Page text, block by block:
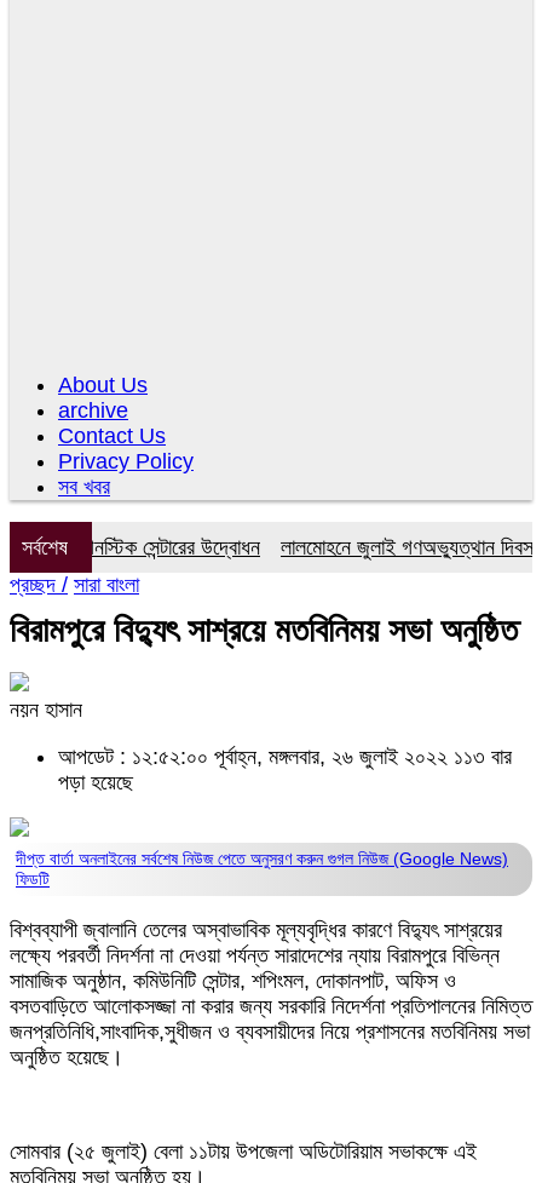
About Us
archive
Contact Us
Privacy Policy
সব খবর
সর্বশেষ
ডায়াগনস্টিক সেন্টারের উদ্বোধন
লালমোহনে জুলাই গণঅভ্যুত্থান দিবস
প্রচ্ছদ / সারা বাংলা
বিরামপুরে বিদ্যুৎ সাশ্রয়ে মতবিনিময় সভা অনুষ্ঠিত
নয়ন হাসান
আপডেট : ১২:৫২:০০ পূর্বাহ্ন, মঙ্গলবার, ২৬ জুলাই ২০২২ ১১৩ বার
পড়া হয়েছে
দীপ্ত বার্তা অনলাইনের সর্বশেষ নিউজ পেতে অনুসরণ করুনগুগল নিউজ (Google News)
ফিডটি
বিশ্বব্যাপী জ্বালানি তেলের অস্বাভাবিক মূল্যবৃদ্ধির কারণে বিদ্যুৎ সাশ্রয়ের
লক্ষ্যে পরবর্তী নিদর্শনা না দেওয়া পর্যন্ত সারাদেশের ন্যায় বিরামপুরে বিভিন্ন
সামাজিক অনুষ্ঠান, কমিউনিটি সেন্টার, শপিংমল, দোকানপাট, অফিস ও
বসতবাড়িতে আলোকসজ্জা না করার জন্য সরকারি নিদের্শনা প্রতিপালনের নিমিত্ত
জনপ্রতিনিধি,সাংবাদিক,সুধীজন ও ব্যবসায়ীদের নিয়ে প্রশাসনের মতবিনিময় সভা
অনুষ্ঠিত হয়েছে।
সোমবার (২৫ জুলাই) বেলা ১১টায় উপজেলা অডিটোরিয়াম সভাকক্ষে এই
মতবিনিময় সভা অনুষ্ঠিত হয়।